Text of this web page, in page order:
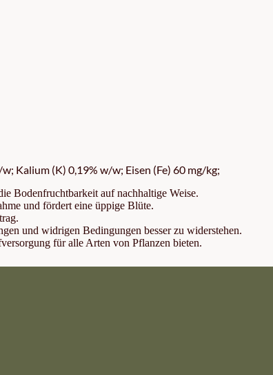
Kalium (K) 0,19% w/w; Eisen (Fe) 60 mg/kg;
Bodenfruchtbarkeit auf nachhaltige Weise.
und fördert eine üppige Blüte.
und widrigen Bedingungen besser zu widerstehen.
für alle Arten von Pflanzen bieten.